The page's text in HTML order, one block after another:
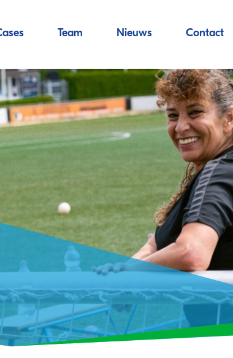
Team Nieuws Contact